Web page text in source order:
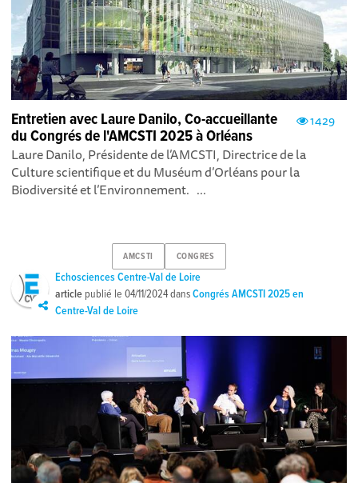
1429
Entretien avec Laure Danilo, Co-accueillante
du Congrés de l'AMCSTI 2025 à Orléans
Laure Danilo, Présidente de l’AMCSTI, Directrice de la
Culture scientifique et du Muséum d’Orléans pour la
Biodiversité et l’Environnement. ...
AMCSTI CONGRES
Echosciences Centre-Val de Loire
article publié le04/11/2024dansCongrés AMCSTI 2025 en
Centre-Val de Loire